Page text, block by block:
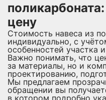
цену
Стоимость навеса из
индивидуально, с
особенностей участка
Важно понимать, что
за материалы, но и
проектированию,
Мы предлагаем
обращении вы
в котором подробно